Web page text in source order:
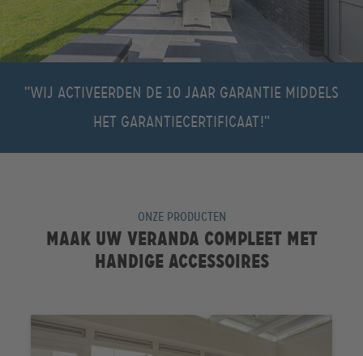
"Wij activeerden de 10 jaar garantie middels
het garantiecertificaat!"
ONZE PRODUCTEN
Maak uw veranda compleet met
handige accessoires